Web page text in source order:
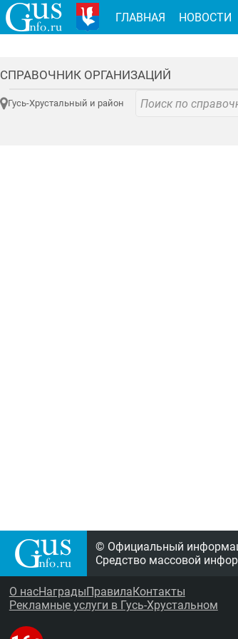
СПРАВОЧНИК ОРГАНИЗАЦИЙ
Гусь-Хрустальный и район
ГЛАВНАЯ НОВОСТИ
© Официальный
Средство массовой
О насНаграды Правила Контакты
Рекламные услуги в Гусь-Хрустальном